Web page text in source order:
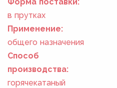
в прутках
Применение:
общего назначения
Способ
производства:
горячекатаный